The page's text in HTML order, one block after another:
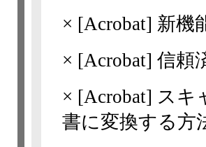
× [Acrobat] 新機
× [Acrobat] 信頼
× [Acrobat] スキ
書に変換する方